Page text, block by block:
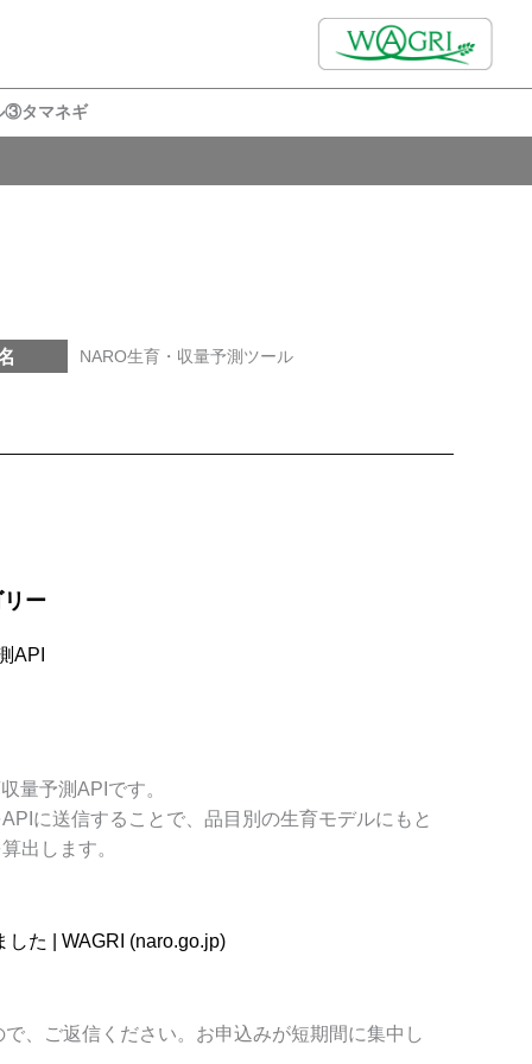
③タマネギ
NARO生育・収量予測ツール
ー
API
量予測API です。
API に送信することで、品目別の生育モデルにもと
出します。
した | WAGRI (naro.go.jp)
、ご返信ください。 お申込みが短期間に集中し